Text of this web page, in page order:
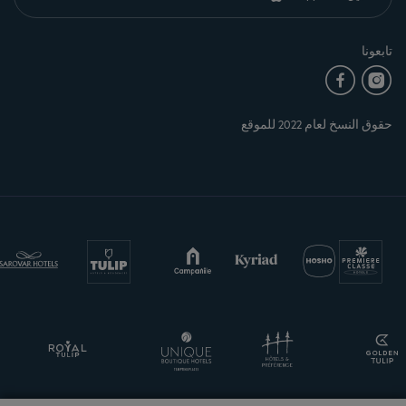
تابعونا
حقوق النسخ لعام 2022 للموقع